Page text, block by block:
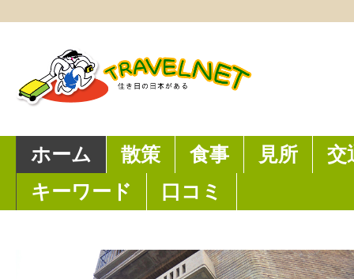
ホーム 散策 食事 見所
交
キーワード
口コミ